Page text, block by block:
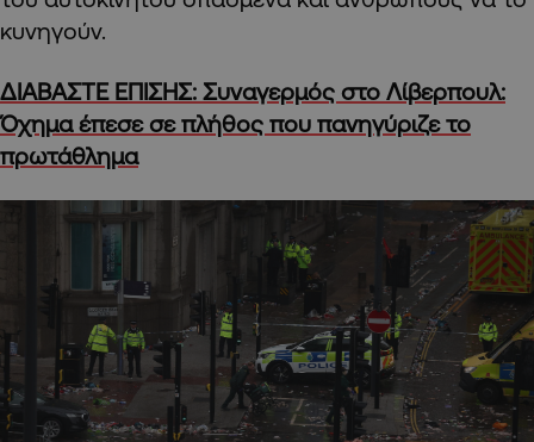
κυνηγούν.
ΔΙΑΒΑΣΤΕ ΕΠΙΣΗΣ: Συναγερμός στο Λίβερπουλ:
Όχημα έπεσε σε πλήθος που πανηγύριζε το
πρωτάθλημα